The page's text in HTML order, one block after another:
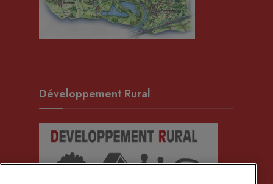
Développement Rural